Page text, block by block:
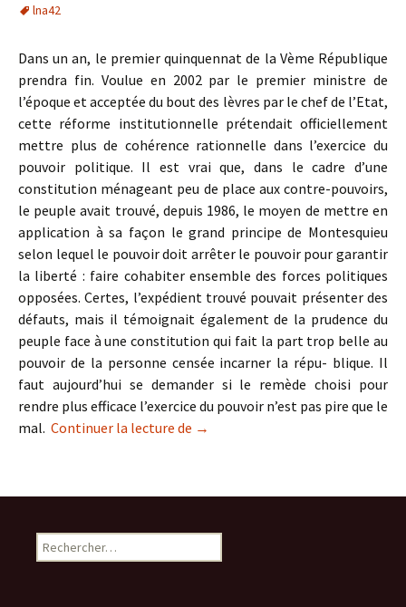
lna42
Dans un an, le premier quinquennat de la Vème République
prendra fin. Voulue en 2002 par le premier ministre de
l’époque et acceptée du bout des lèvres par le chef de l’Etat,
cette réforme institutionnelle prétendait officiellement
mettre plus de cohérence rationnelle dans l’exercice du
pouvoir politique. Il est vrai que, dans le cadre d’une
constitution ménageant peu de place aux contre-pouvoirs,
le peuple avait trouvé, depuis 1986, le moyen de mettre en
application à sa façon le grand principe de Montesquieu
selon lequel le pouvoir doit arrêter le pouvoir pour garantir
la liberté : faire cohabiter ensemble des forces politiques
opposées. Certes, l’expédient trouvé pouvait présenter des
défauts, mais il témoignait également de la prudence du
peuple face à une constitution qui fait la part trop belle au
pouvoir de la personne censée incarner la répu- blique. Il
faut aujourd’hui se demander si le remède choisi pour
rendre plus efficace l’exercice du pouvoir n’est pas pire que le
mal. Continuer la lecture de Un quinquennat pourquoi ?
→
Rechercher :